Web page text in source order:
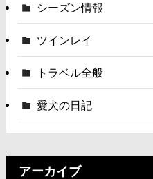
シーズン情報
ツインレイ
トラベル全般
愛犬の日記
アーカイブ